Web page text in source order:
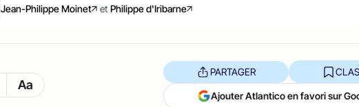
Jean-Philippe Moinet et Philippe d'Iribarne
Aa
PARTAGER
Ajouter Atlantico en favori sur